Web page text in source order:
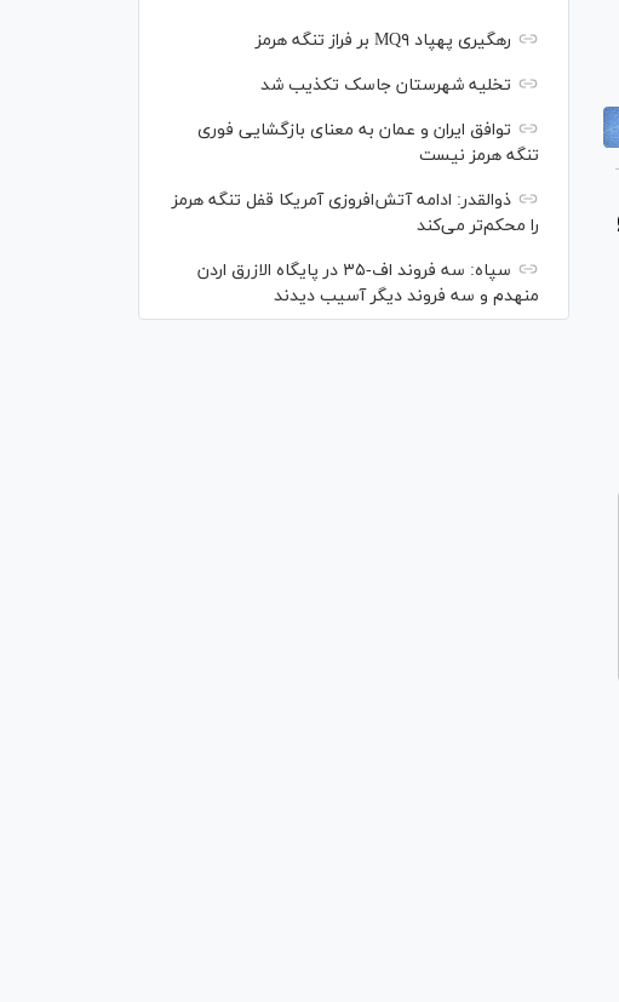
رهگیری پهپاد MQ۹ بر فراز تنگه هرمز
تخلیه شهرستان جاسک تکذیب شد
توافق ایران و عمان به معنای بازگشایی فوری
تنگه هرمز نیست
ذوالقدر: ادامه آتش‌افروزی آمریکا قفل تنگه هرمز
را محکم‌تر می‌کند
سپاه: سه فروند اف-۳۵ در پایگاه الازرق اردن
منهدم و سه فروند دیگر آسیب دیدند